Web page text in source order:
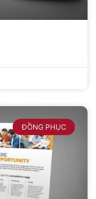
ĐỒNG PHỤC